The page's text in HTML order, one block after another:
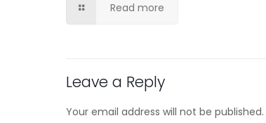
Read more
Leave a Reply
Your email address will not be published.